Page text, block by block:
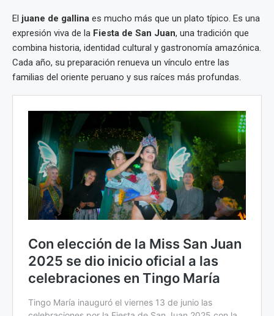
El juane de gallina es mucho más que un plato típico. Es una
expresión viva de la Fiesta de San Juan, una tradición que
combina historia, identidad cultural y gastronomía amazónica.
Cada año, su preparación renueva un vínculo entre las
familias del oriente peruano y sus raíces más profundas.